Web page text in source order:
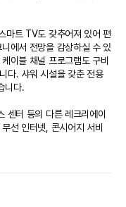
마트 TV도 갖추어져 있어 편
에서 전망을 감상하실 수 있
이블 채널 프로그램도 구비
다. 샤워 시설을 갖춘 전용
니다.
센터 등의 다른 레크리에이
선 인터넷, 콘시어지 서비
바/라운지 또는 2 개의 풀